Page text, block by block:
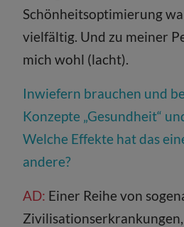
Schönheitsoptimierung
vielfältig. Und zu meiner
mich wohl (lacht).
Inwiefern brauchen und
Konzepte „Gesundheit“
Welche Effekte hat das
andere?
AD: Einer Reihe von